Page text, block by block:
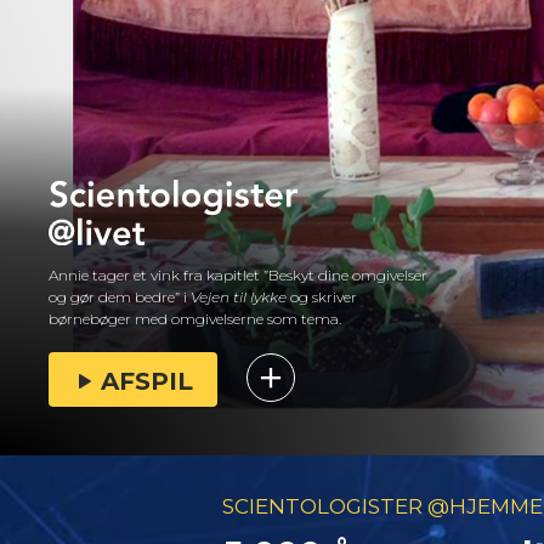
Annie tager et vink fra kapitlet ”Beskyt dine omgivelser
og gør dem bedre” iVejen til lykke og skriver
børnebøger med omgivelserne som tema.
AFSPIL
SCIENTOLOGISTER @HJEMME